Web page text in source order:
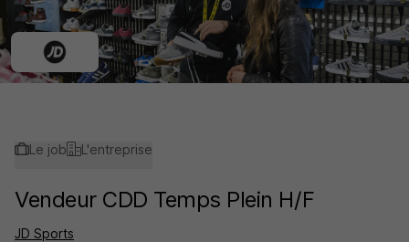
Le job L'entreprise
Vendeur CDD Temps Plein H/F
JD Sports